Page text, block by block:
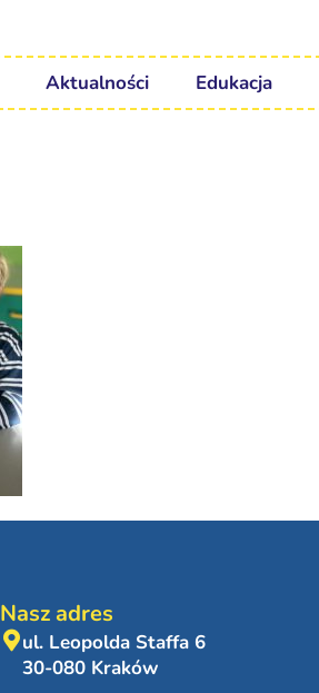
Aktualności Edukacja
Nasz adres
ul. Leopolda Staffa 6
30-080 Kraków